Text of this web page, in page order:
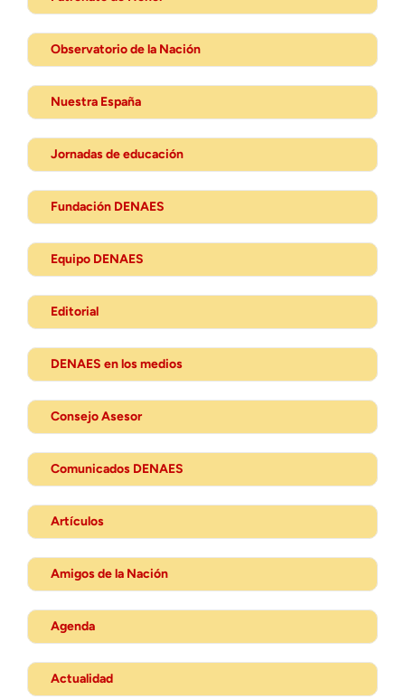
Observatorio de la Nación
Nuestra España
Jornadas de educación
Fundación DENAES
Equipo DENAES
Editorial
DENAES en los medios
Consejo Asesor
Comunicados DENAES
Artículos
Amigos de la Nación
Agenda
Actualidad